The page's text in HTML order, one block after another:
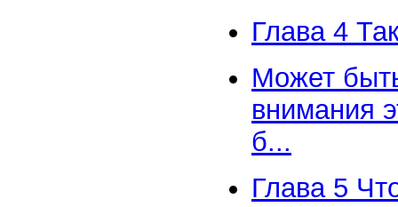
Глава 4
Может
внимания
б...
Глава 5